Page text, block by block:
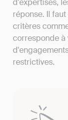
d'expertises,
réponse. Il
critères
corresponde
restrictives.